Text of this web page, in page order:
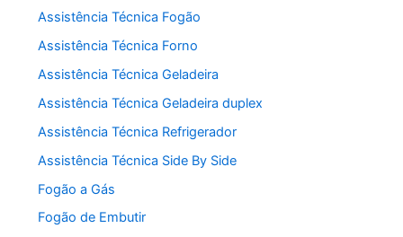
Assistência Técnica Fogão
Assistência Técnica Forno
Assistência Técnica Geladeira
Assistência Técnica Geladeira duplex
Assistência Técnica Refrigerador
Assistência Técnica Side By Side
Fogão a Gás
Fogão de Embutir